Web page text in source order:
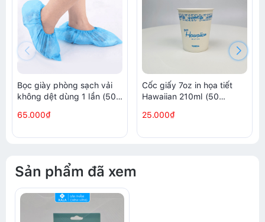
Bọc giày phòng sạch vải
không dệt dùng 1 lần (50
65.000₫
Cốc giấy 7oz in họa tiết
Hawaiian 210ml (50
25.000₫
Sản phẩm đã xem